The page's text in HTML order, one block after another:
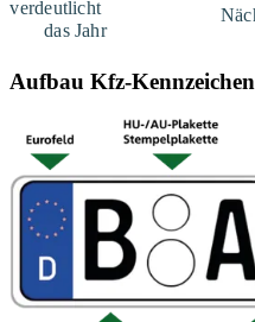
Aufbau Kfz-Kennzeichen